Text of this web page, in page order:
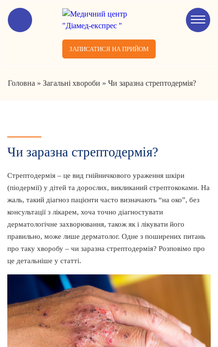
ЗАПИСАТИСЯ НА ПРИЙОМ
Головна » Загальні хвороби » Чи заразна стрептодермія?
Чи заразна стрептодермія?
Стрептодермія – це вид гнійничкового ураження шкіри
(піодермії) у дітей та дорослих, викликаний стрептококами. На
жаль, такий діагноз пацієнти часто визначають “на око”, без
консультації з лікарем, хоча точно діагностувати
дерматологічне захворювання, також як і лікувати його
правильно, може лише дерматолог. Одне з поширених питань
про таку хворобу – чи заразна стрептодермія? Розповімо про
це детальніше у статті.